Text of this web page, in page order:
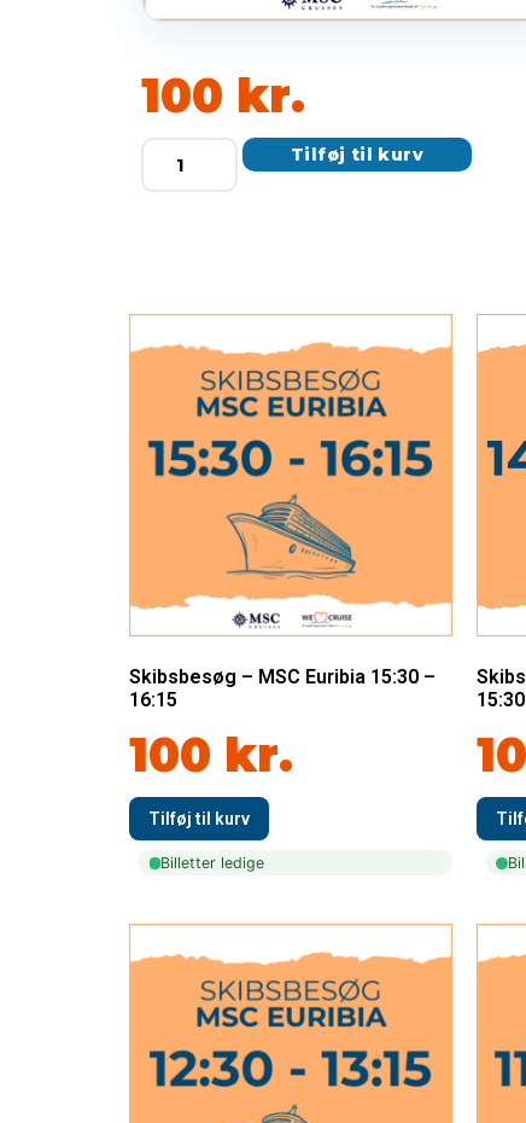
100 kr.
Skibsbesøg – MSC Euribia 15:30 –
16:15
100 kr.
Billetter ledige
15:30